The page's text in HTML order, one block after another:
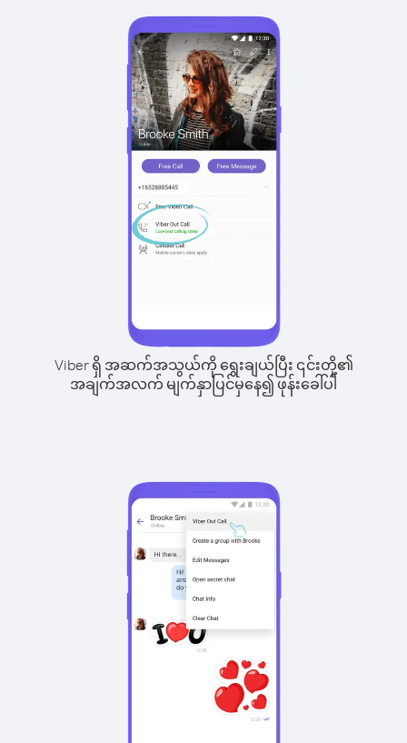
Viber ရှိ အဆက်အသွယ်ကို ရွေးချယ်ပြီး ၎င်းတို့၏
အချက်အလက် မျက်နှာပြင်မှနေ၍ ဖုန်းခေါ်ပါ